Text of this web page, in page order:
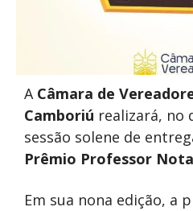
A Câmara de
Camboriú realizará, no
sessão solene de
Prêmio Professor
Em sua nona edição, a